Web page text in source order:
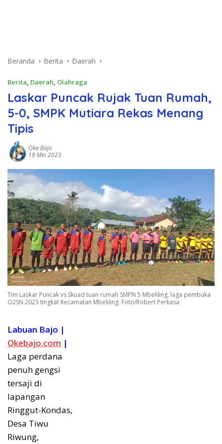
Beranda Berita Daerah
Berita, Daerah, Olahraga
Laskar Puncak Rujak Tuan Rumah,
5-0, SMPK Mutiara Rekas Menang
Tipis
Oke Bajo
19 Mei 2023
Tim Laskar Puncak vs Skuad tuan rumah SMPN 5 Mbeliling, laga pembuka
O2SN 2023 tingkat Kecamatan Mbeliling. Foto/Robert Perkasa
Labuan Bajo |
Okebajo.com |
Laga perdana
penuh gengsi
tersaji di
lapangan
Ringgut-Kondas,
Desa Tiwu
Riwung,